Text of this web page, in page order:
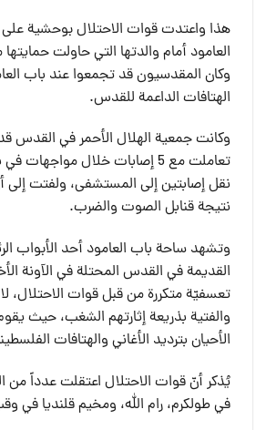
هذا واعتدت قوات الاحتلال بوحشية
العامود أمام والدتها التي حاولت
وكان المقدسيون قد تجمعوا عند باب
الهتافات الداعمة للقدس.
وكانت جمعية الهلال الأحمر في القدس
تعاملت مع 5 إصابات خلال
نقل إصابتين إلى المستشفى، ولفتت إلى
نتيجة قنابل الصوت والضرب.
وتشهد ساحة باب العامود أحد الأبواب
القديمة في القدس المحتلة في الآونة
تعسفيّة متكررة من قبل قوات الاحتلال،
والفتية بذريعة إثارتهم الشغب، حيث
الأحيان بترديد الأغاني والهتافات
يُذكر أنّ قوات الاحتلال اعتقلت عدداً من
في طولكرم، رام الله، ومخيم قلنديا في